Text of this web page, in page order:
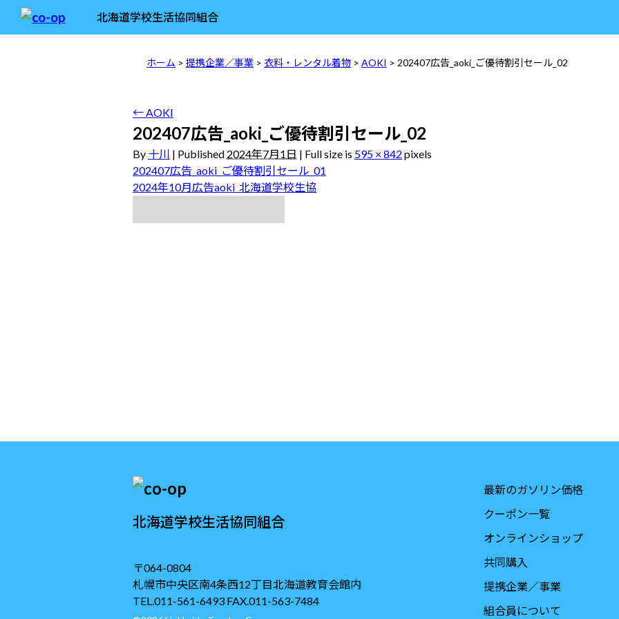
北海道学校生活協同組合
ホーム > 提携企業／事業 > 衣料・レンタル着物 > AOKI > 202407広告_aoki_ご優待割引セール_02
←AOKI
202407広告_aoki_ご優待割引セール_02
By 十川 | Published 2024年7月1日 | Full size is 595 × 842 pixels
202407広告_aoki_ご優待割引セール_01
2024年10月広告aoki_北海道学校生協
北海道学校生活協同組合
〒064-0804
札幌市中央区南4条西12丁目北海道教育会館内
TEL.011-561-6493 FAX.011-563-7484
最新のガソリン価格
クーポン一覧
オンラインショップ
共同購入
提携企業／事業
組合員について